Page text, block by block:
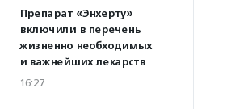
Препарат «Энхерту»
включили в перечень
жизненно необходимых
и важнейших лекарств
16:27